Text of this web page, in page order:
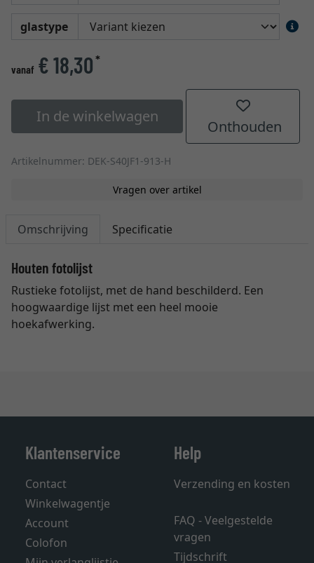
glastype
vanaf € 18,30*
In de winkelwagen
Onthouden
Artikelnummer: DEK-S40JF1-913-H
Vragen over artikel
Omschrijving Specificatie
Houten fotolijst
Rustieke fotolijst, met de hand beschilderd. Een
hoogwaardige lijst met een heel mooie
hoekafwerking.
Klantenservice
Contact
Winkelwagentje
Account
Colofon
Help
Verzending en kosten
FAQ - Veelgestelde
vragen
Tijdschrift